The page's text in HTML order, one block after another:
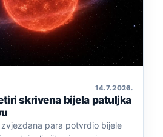
14. 7. 2026.
skrivena bijela patuljka
para potvrdio bijele